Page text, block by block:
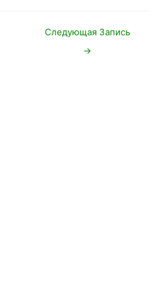
Следующая Запись
→